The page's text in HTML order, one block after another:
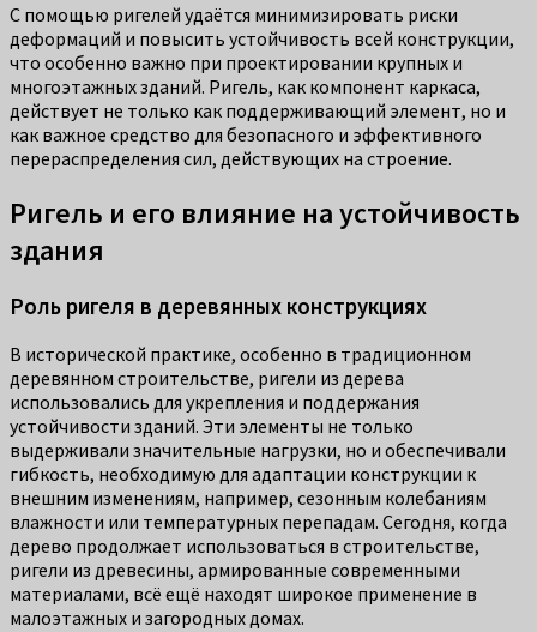
С помощью ригелей удаётся минимизировать риски
деформаций и повысить устойчивость всей конструкции,
что особенно важно при проектировании крупных и
многоэтажных зданий. Ригель, как компонент каркаса,
действует не только как поддерживающий элемент, но и
как важное средство для безопасного и эффективного
перераспределения сил, действующих на строение.
Ригель и его влияние на устойчивость
здания
Роль ригеля в деревянных конструкциях
В исторической практике, особенно в традиционном
деревянном строительстве, ригели из дерева
использовались для укрепления и поддержания
устойчивости зданий. Эти элементы не только
выдерживали значительные нагрузки, но и обеспечивали
гибкость, необходимую для адаптации конструкции к
внешним изменениям, например, сезонным колебаниям
влажности или температурных перепадам. Сегодня, когда
дерево продолжает использоваться в строительстве,
ригели из древесины, армированные современными
материалами, всё ещё находят широкое применение в
малоэтажных и загородных домах.